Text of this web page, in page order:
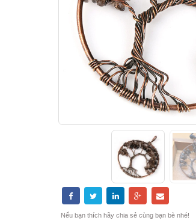
Nếu bạn thích hãy chia sẻ cùng bạn bè nhé!